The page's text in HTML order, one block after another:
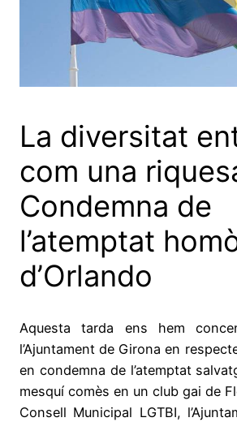
La diversitat
com una
Condemna de
l’atemptat
d’Orlando
Aquesta tarda ens hem
l’Ajuntament de Girona en
en condemna de l’atemptat
mesquí comès en un club gai de
Consell Municipal LGTBI,